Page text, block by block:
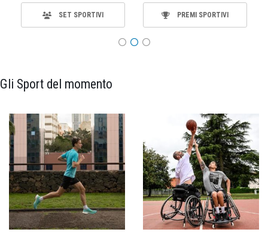
SET SPORTIVI PREMI SPORTIVI
Gli Sport del momento